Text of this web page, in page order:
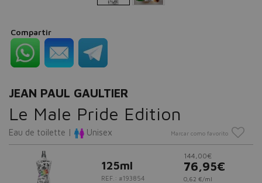
Compartir
JEAN PAUL GAULTIER
Le Male Pride Edition
Eau de toilette | Unisex Marcar como favorito
125ml
REF.: #193854
144,00€
76,95€
0,62 €/ml